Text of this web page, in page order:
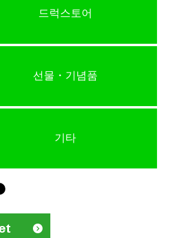
드럭스토어
선물・기념품
기타